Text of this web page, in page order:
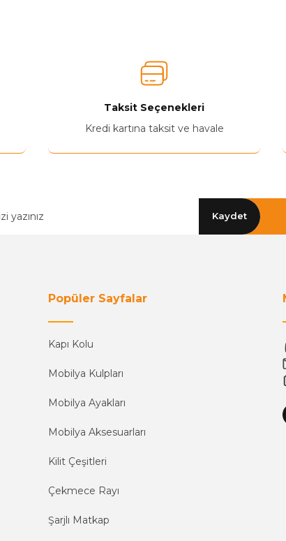
Taksit Seçenekleri
Kredi kartına taksit ve havale
Kaydet
Popüler Sayfalar
Kapı Kolu
Mobilya Kulpları
Mobilya Ayakları
Mobilya Aksesuarları
Kilit Çeşitleri
Çekmece Rayı
Şarjlı Matkap